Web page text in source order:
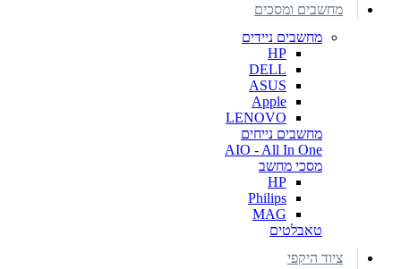
מחשבים ומסכים
מחשבים ניידים
HP
DELL
ASUS
Apple
LENOVO
מחשבים נייחים
AIO - All In One
מסכי מחשב
HP
Philips
MAG
טאבלטים
ציוד היקפי